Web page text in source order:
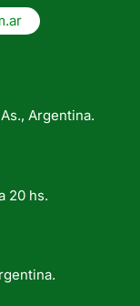
Argentina.
20 hs.